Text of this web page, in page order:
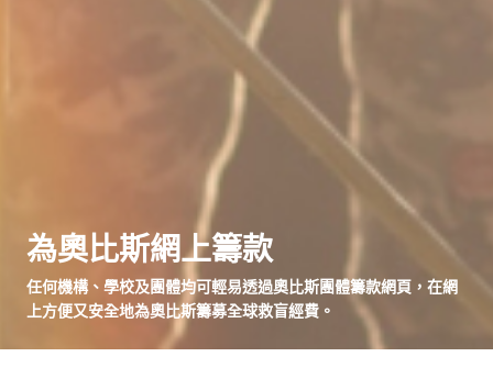
為奧比斯網上籌款
任何機構、學校及團體均可輕易透過奧比斯團體籌款網頁，在網
上方便又安全地為奧比斯籌募全球救盲經費。